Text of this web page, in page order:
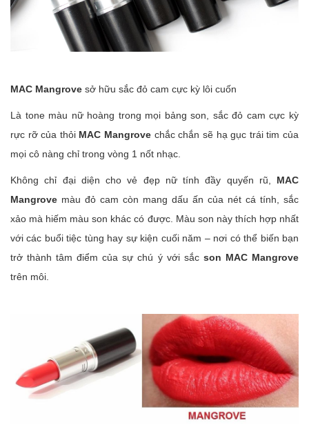
MAC Mangrove sở hữu sắc đỏ cam cực kỳ lôi cuốn
Là tone màu nữ hoàng trong mọi bảng son, sắc đỏ cam cực kỳ
rực rỡ của thỏi MAC Mangrove chắc chắn sẽ hạ gục trái tim của
mọi cô nàng chỉ trong vòng 1 nốt nhạc.
Không chỉ đại diện cho vẻ đẹp nữ tính đầy quyến rũ, MAC
Mangrove màu đỏ cam còn mang dấu ấn của nét cá tính, sắc
xảo mà hiếm màu son khác có được. Màu son này thích hợp nhất
với các buổi tiệc tùng hay sự kiện cuối năm – nơi có thể biến bạn
trở thành tâm điểm của sự chú ý với sắc son MAC Mangrove
trên môi.